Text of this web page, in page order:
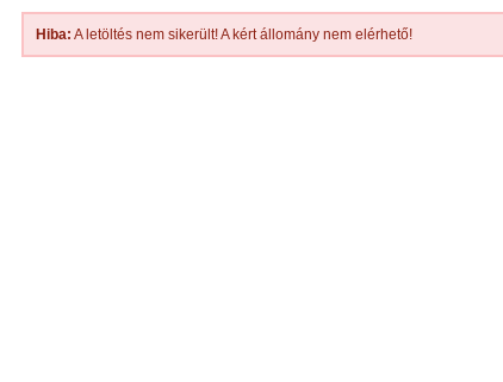
Hiba: A letöltés nem sikerült! A kért állomány nem elérhető!